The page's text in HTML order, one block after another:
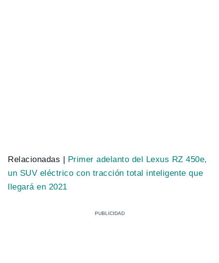
Relacionadas | Primer adelanto del Lexus RZ 450e,
un SUV eléctrico con tracción total inteligente que
llegará en 2021